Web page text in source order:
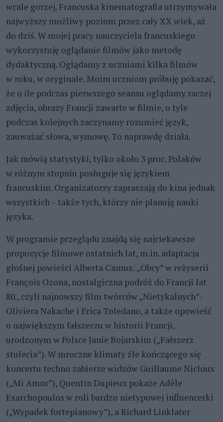
wcale gorzej. Francuska kinematografia utrzymywała
najwyższy możliwy poziom przez cały XX wiek, aż
do dziś. W mojej pracy nauczyciela francuskiego
wykorzystuję oglądanie filmów jako metodę
dydaktyczną. Oglądamy z uczniami kilka filmów
w roku, w oryginale. Moim uczniom próbuję pokazać,
że o ile podczas pierwszego seansu oglądamy raczej
zdjęcia, obrazy Francji zawarte w filmie, o tyle
podczas kolejnych zaczynamy rozumieć język,
zauważać słowa, wymowę. To naprawdę działa.
Jak mówią statystyki, tylko około 3 proc. Polaków
w różnym stopniu posługuje się językiem
francuskim. Organizatorzy zapraszają do kina jednak
wszystkich – także tych, którzy nie planują nauki
języka.
W programie przeglądu znajdą się najciekawsze
propozycje filmowe ostatnich lat, m.in. adaptacja
głośnej powieści Alberta Camus: „Obcy” w reżyserii
François Ozona, nostalgiczna podróż do Francji lat
80., czyli najnowszy film twórców „Nietykalnych”-
Oliviera Nakache i Erica Toledano, a także opowieść
o największym fałszerzu w historii Francji,
urodzonym w Polsce Janie Bojarskim („Fałszerz
stulecia”). W mroczne klimaty źle kończącego się
koncertu techno zabierze widzów Guillaume Nicloux
(„Mi Amor”), Quentin Dupieux pokaże Adèle
Exarchopoulos w roli bardzo nietypowej influencerki
(„Wypadek fortepianowy”), a Richard Linklater